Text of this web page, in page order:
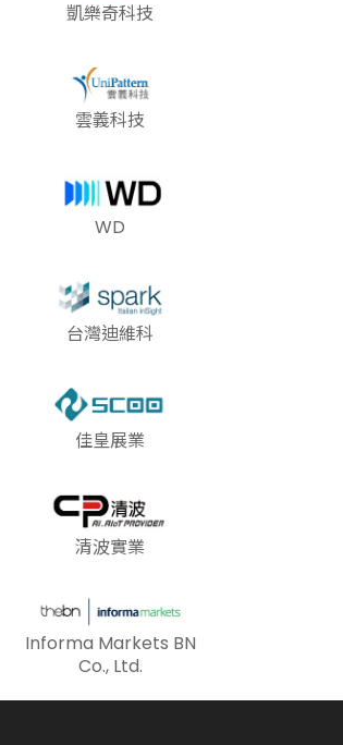
凱樂奇科技
雲義科技
WD
台灣迪維科
佳皇展業
清波實業
Informa Markets BN
Co., Ltd.